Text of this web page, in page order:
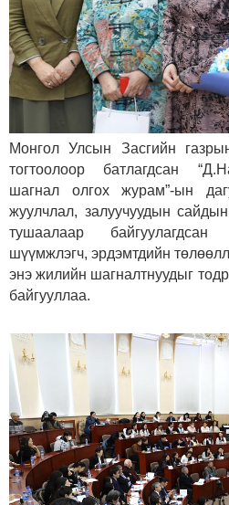
Монгол Улсын Засгийн
тогтоолоор батлагдсан
шагнал олгох журам”-ын
жуулчлал, залуучуудын
тушаалаар
шүүмжлэгч, эрдэмтдийн
энэ жилийн шагналтнуудыг
байгууллаа.